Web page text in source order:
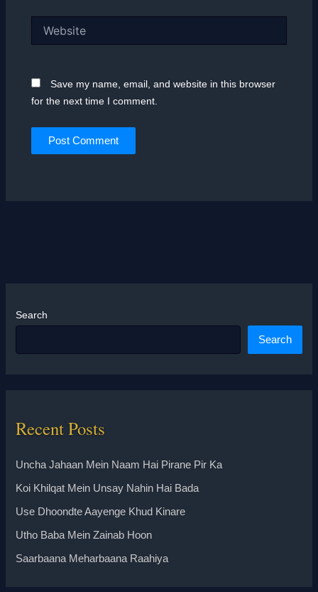
Save my name, email, and website in this browser
for the next time I comment.
Search
Search
Recent Posts
Uncha Jahaan Mein Naam Hai Pirane Pir Ka
Koi Khilqat Mein Unsay Nahin Hai Bada
Use Dhoondte Aayenge Khud Kinare
Utho Baba Mein Zainab Hoon
Saarbaana Meharbaana Raahiya